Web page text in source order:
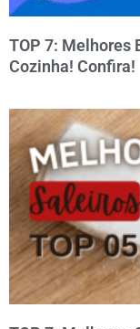
TOP 7: Melhores
Cozinha! Confira!